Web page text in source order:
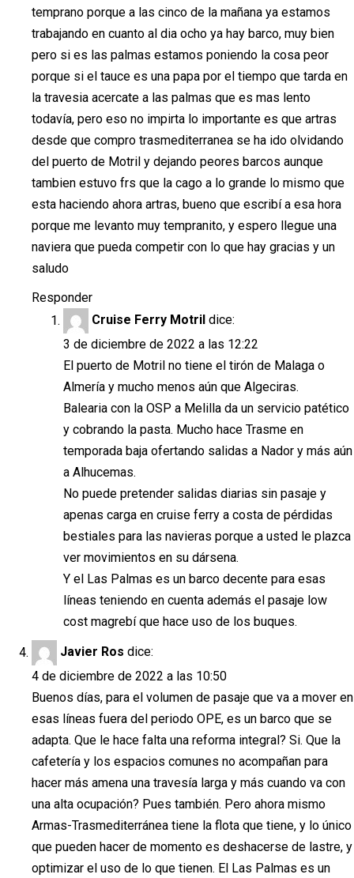
temprano porque a las cinco de la mañana ya estamos
trabajando en cuanto al dia ocho ya hay barco, muy bien
pero si es las palmas estamos poniendo la cosa peor
porque si el tauce es una papa por el tiempo que tarda en
la travesia acercate a las palmas que es mas lento
todavía, pero eso no impirta lo importante es que artras
desde que compro trasmediterranea se ha ido olvidando
del puerto de Motril y dejando peores barcos aunque
tambien estuvo frs que la cago a lo grande lo mismo que
esta haciendo ahora artras, bueno que escribí a esa hora
porque me levanto muy tempranito, y espero llegue una
naviera que pueda competir con lo que hay gracias y un
saludo
Responder
Cruise Ferry Motril dice:
3 de diciembre de 2022 a las 12:22
El puerto de Motril no tiene el tirón de Malaga o
Almería y mucho menos aún que Algeciras.
Balearia con la OSP a Melilla da un servicio patético
y cobrando la pasta. Mucho hace Trasme en
temporada baja ofertando salidas a Nador y más aún
a Alhucemas.
No puede pretender salidas diarias sin pasaje y
apenas carga en cruise ferry a costa de pérdidas
bestiales para las navieras porque a usted le plazca
ver movimientos en su dársena.
Y el Las Palmas es un barco decente para esas
líneas teniendo en cuenta además el pasaje low
cost magrebí que hace uso de los buques.
Javier Ros dice:
4 de diciembre de 2022 a las 10:50
Buenos días, para el volumen de pasaje que va a mover en
esas líneas fuera del periodo OPE, es un barco que se
adapta. Que le hace falta una reforma integral? Si. Que la
cafetería y los espacios comunes no acompañan para
hacer más amena una travesía larga y más cuando va con
una alta ocupación? Pues también. Pero ahora mismo
Armas-Trasmediterránea tiene la flota que tiene, y lo único
que pueden hacer de momento es deshacerse de lastre, y
optimizar el uso de lo que tienen. El Las Palmas es un